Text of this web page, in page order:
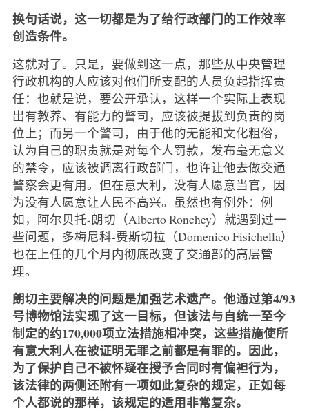
换句话说，这一切都是为了给行政部门的工作效率
创造条件。
这就对了。只是，要做到这一点，那些从中央管理
行政机构的人应该对他们所支配的人员负起指挥责
任：也就是说，要公开承认，这样一个实际上表现
出有教养、有能力的警司，应该被提拔到负责的岗
位上；而另一个警司，由于他的无能和文化粗俗，
认为自己的职责就是对每个人罚款，发布毫无意义
的禁令，应该被调离行政部门，也许让他去做交通
警察会更有用。但在意大利，没有人愿意当官，因
为没有人愿意让人民不高兴。虽然也有例外：例
如，阿尔贝托-朗切（Alberto Ronchey）就遇到过一
些问题，多梅尼科-费斯切拉（Domenico Fisichella）
也在上任的几个月内彻底改变了交通部的高层管
理。
朗切主要解决的问题是加强艺术遗产。他通过第4/93
号博物馆法实现了这一目标，但该法与自统一至今
制定的约170,000项立法措施相冲突，这些措施使所
有意大利人在被证明无罪之前都是有罪的。因此，
为了保护自己不被怀疑在授予合同时有偏袒行为，
该法律的两侧还附有一项如此复杂的规定，正如每
个人都说的那样，该规定的适用非常复杂。